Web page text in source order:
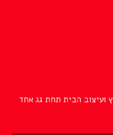
ועיצוב הבית תחת גג אחד